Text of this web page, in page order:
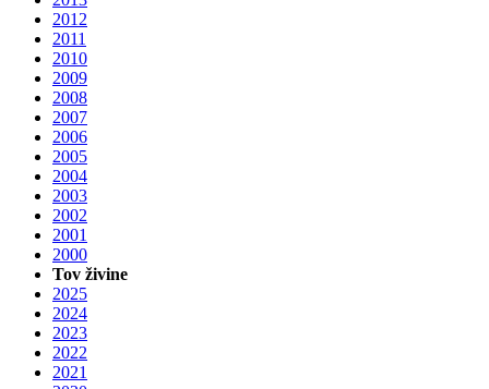
2012
2011
2010
2009
2008
2007
2006
2005
2004
2003
2002
2001
2000
Tov živine
2025
2024
2023
2022
2021